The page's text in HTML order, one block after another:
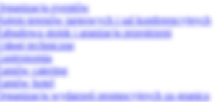
eventów
terenów targowych i sal konferencyjnych
stoisk i aranżacja przestrzeni
techniczne
catering
hotel
Organizacja wydarzeń promocyjnych za granicą